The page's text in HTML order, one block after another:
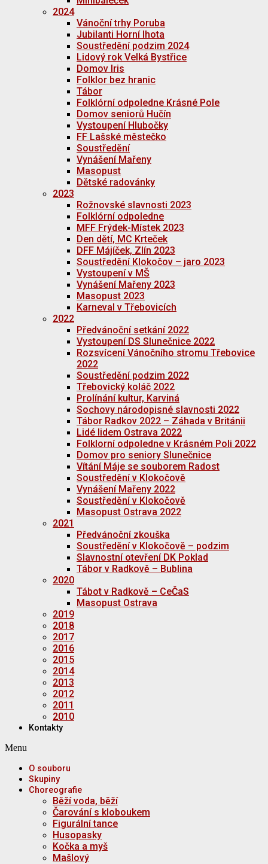
2024
Vánoční trhy Poruba
Jubilanti Horní lhota
Soustředění podzim 2024
Lidový rok Velká Bystřice
Domov Iris
Folklor bez hranic
Tábor
Folklórní odpoledne Krásné Pole
Domov seniorů Hučín
Vystoupení Hlubočky
FF Lašské městečko
Soustředění
Vynášení Mařeny
Masopust
Dětské radovánky
2023
Rožnovské slavnosti 2023
Folklórní odpoledne
MFF Frýdek-Místek 2023
Den dětí, MC Krteček
DFF Májíček, Zlín 2023
Soustředění Klokočov – jaro 2023
Vystoupení v MŠ
Vynášení Mařeny 2023
Masopust 2023
Karneval v Třebovicích
2022
Předvánoční setkání 2022
Vystoupení DS Slunečnice 2022
Rozsvícení Vánočního stromu Třebovice
2022
Soustředění podzim 2022
Třebovický koláč 2022
Prolínání kultur, Karviná
Sochovy národopisné slavnosti 2022
Tábor Radkov 2022 – Záhada v Británii
Lidé lidem Ostrava 2022
Folklorní odpoledne v Krásném Poli 2022
Domov pro seniory Slunečnice
Vítání Máje se souborem Radost
Soustředění v Klokočově
Vynášení Mařeny 2022
Soustředění v Klokočově
Masopust Ostrava 2022
2021
Předvánoční zkouška
Soustředění v Klokočově – podzim
Slavnostní otevření DK Poklad
Tábor v Radkově – Bublina
2020
Tábot v Radkově – CeČaS
Masopust Ostrava
2019
2018
2017
2016
2015
2014
2013
2012
2011
2010
Kontakty
Menu
O souboru
Skupiny
Choreografie
Běží voda, běží
Čarování s kloboukem
Figurální tance
Husopasky
Kočka a myš
Mašlový